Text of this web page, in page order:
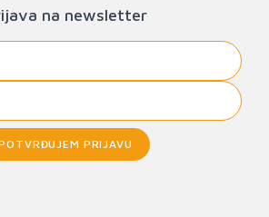
na newsletter
PRIJAVU